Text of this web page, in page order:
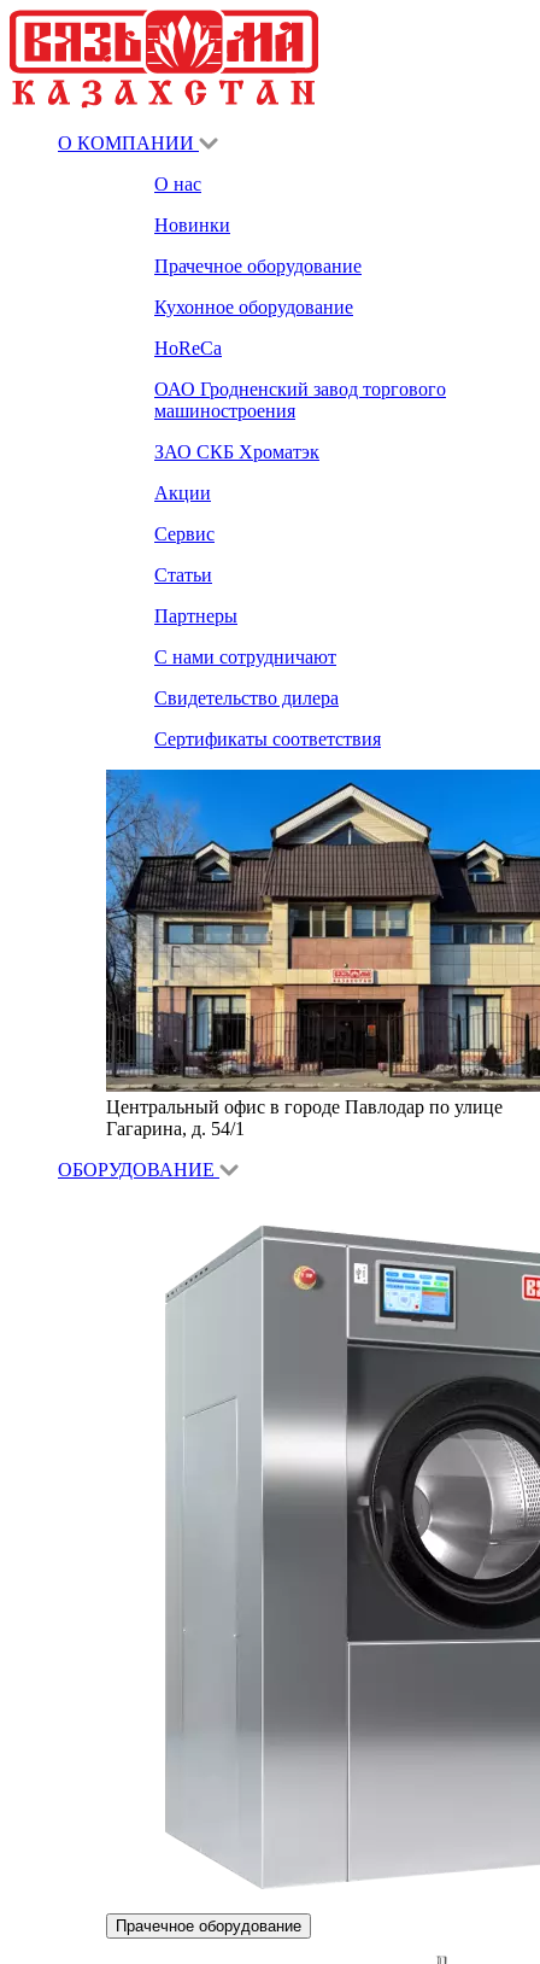
О КОМПАНИИ
О нас
Новинки
Прачечное оборудование
Кухонное оборудование
HoReCa
ОАО Гродненский завод торгового
машиностроения
ЗАО СКБ Хроматэк
Акции
Сервис
Статьи
Партнеры
С нами сотрудничают
Свидетельство дилера
Сертификаты соответствия
Центральный офис в городе Павлодар по улице
Гагарина, д. 54/1
ОБОРУДОВАНИЕ
Прачечное оборудование